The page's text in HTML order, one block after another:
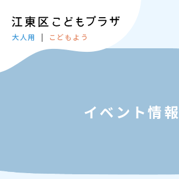
大人用 こどもよう
イベント情報